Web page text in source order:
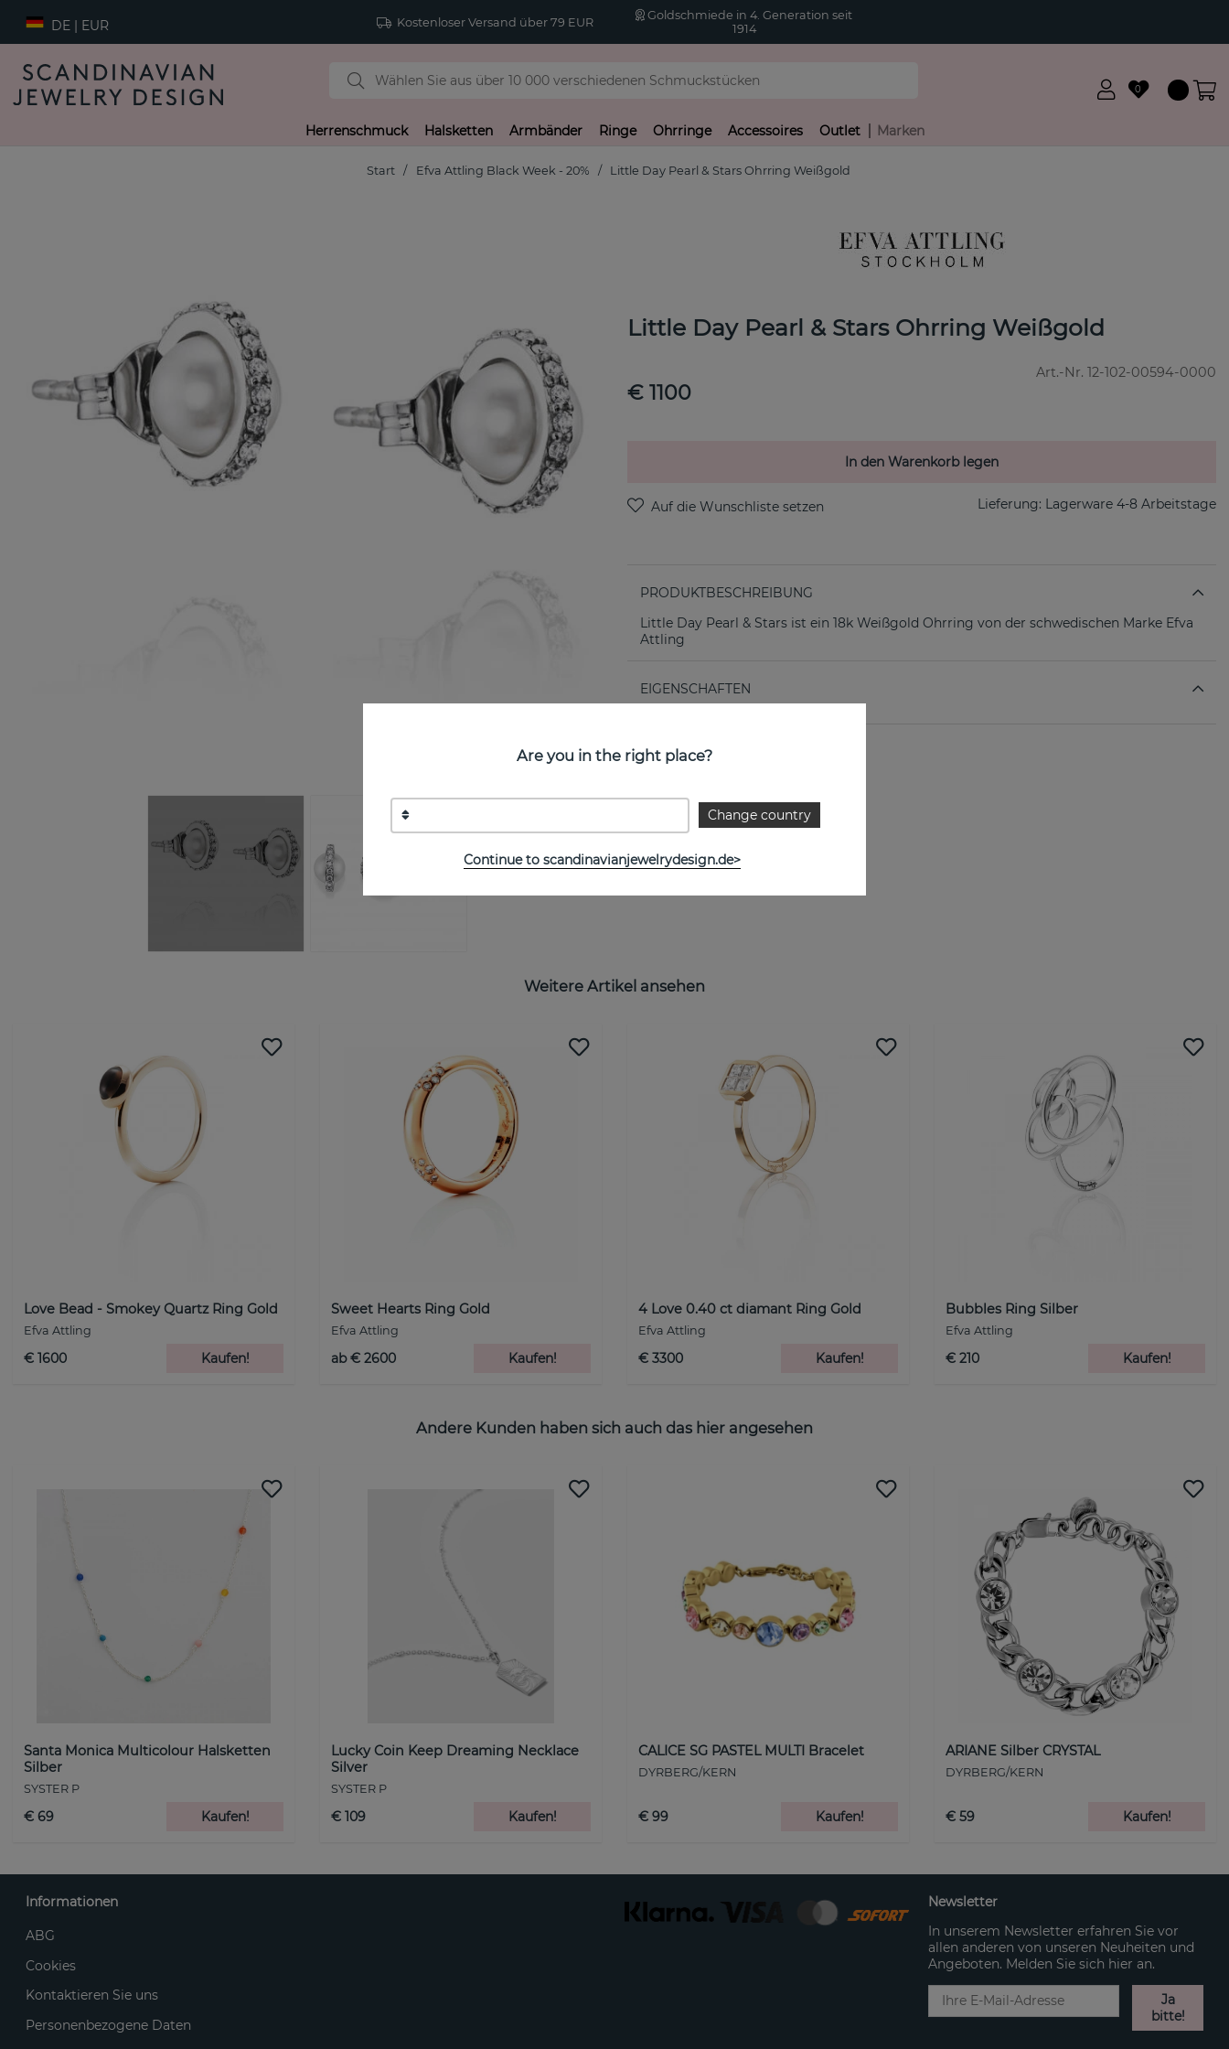
DE | EUR Kostenloser Versand über 79 EUR
Goldschmiede in 4. Generation seit
1914
0
Herrenschmuck Halsketten Armbänder Ringe Ohrringe Accessoires Outlet Marken
Start Efva Attling Black Week - 20% Little Day Pearl & Stars Ohrring Weißgold
Little Day Pearl & Stars Ohrring Weißgold
Art.-Nr. 12-102-00594-0000
€ 1100
In den Warenkorb legen
Lieferung: Lagerware 4-8 Arbeitstage
PRODUKTBESCHREIBUNG
Little Day Pearl & Stars ist ein 18k Weißgold Ohrring von der schwedischen Marke Efva
Attling
EIGENSCHAFTEN
Weitere Artikel ansehen
Love Bead - Smokey Quartz Ring Gold
Efva Attling
€ 1600 Kaufen!
Sweet Hearts Ring Gold
Efva Attling
ab € 2600 Kaufen!
4 Love 0.40 ct diamant Ring Gold
Efva Attling
€ 3300 Kaufen!
Bubbles Ring Silber
Efva Attling
€ 210 Kaufen!
Andere Kunden haben sich auch das hier angesehen
Santa Monica Multicolour Halsketten
Silber
SYSTER P
€ 69 Kaufen!
Lucky Coin Keep Dreaming Necklace
Silver
SYSTER P
€ 109 Kaufen!
CALICE SG PASTEL MULTI Bracelet
DYRBERG/KERN
€ 99 Kaufen!
ARIANE Silber CRYSTAL
DYRBERG/KERN
€ 59 Kaufen!
Are you in the right place?
Change country
Continue to scandinavianjewelrydesign.de>
Informationen
ABG
Cookies
Kontaktieren Sie uns
Personenbezogene Daten
Newsletter
In unserem Newsletter erfahren Sie vor
allen anderen von unseren Neuheiten und
Angeboten. Melden Sie sich hier an.
Ja
bitte!